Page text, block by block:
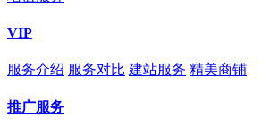
VIP
服务介绍 服务对比 建站服务 精美商铺
推广服务